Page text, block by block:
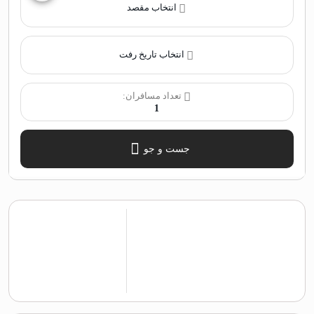
انتخاب مقصد
تعداد مسافران:
1
جست و جو